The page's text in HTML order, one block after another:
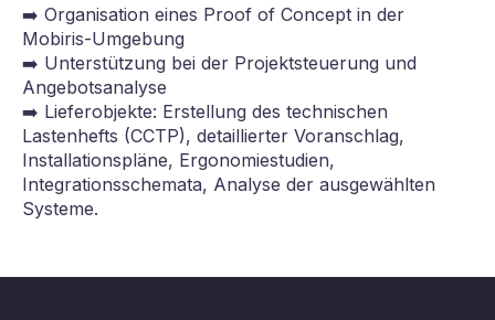
➡️ Organisation eines Proof of Concept in der
Mobiris-Umgebung
➡️ Unterstützung bei der Projektsteuerung und
Angebotsanalyse
➡️ Lieferobjekte: Erstellung des technischen
Lastenhefts (CCTP), detaillierter Voranschlag,
Installationspläne, Ergonomiestudien,
Integrationsschemata, Analyse der ausgewählten
Systeme.